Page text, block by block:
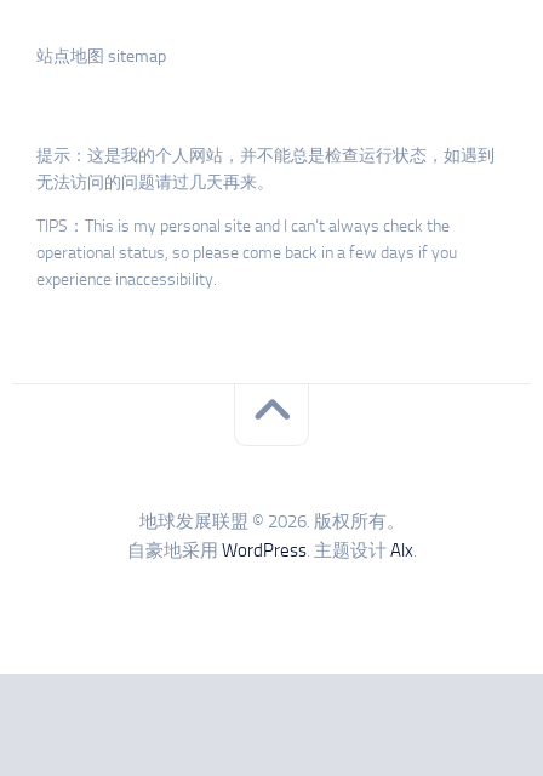
站点地图 sitemap
提示：这是我的个人网站，并不能总是检查运行状态，如遇到
无法访问的问题请过几天再来。
TIPS：This is my personal site and I can’t always check the
operational status, so please come back in a few days if you
experience inaccessibility.
地球发展联盟 © 2026. 版权所有。
自豪地采用 WordPress. 主题设计Alx.